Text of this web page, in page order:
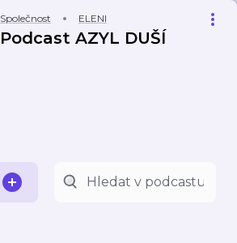
Společnost ELENI
Podcast AZYL DUŠÍ